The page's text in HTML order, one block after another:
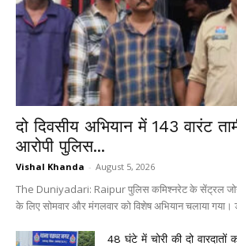
दो दिवसीय अभियान में 143 वारंट
आरोपी पुलिस...
Vishal Khanda - August 5, 2026
The Duniyadari: Raipur पुलिस कमिश्नरेट के सेंट्रल जोन
के लिए सोमवार और मंगलवार को विशेष अभियान चलाया गया।
48 घंटे में चोरी की दो वारदातों